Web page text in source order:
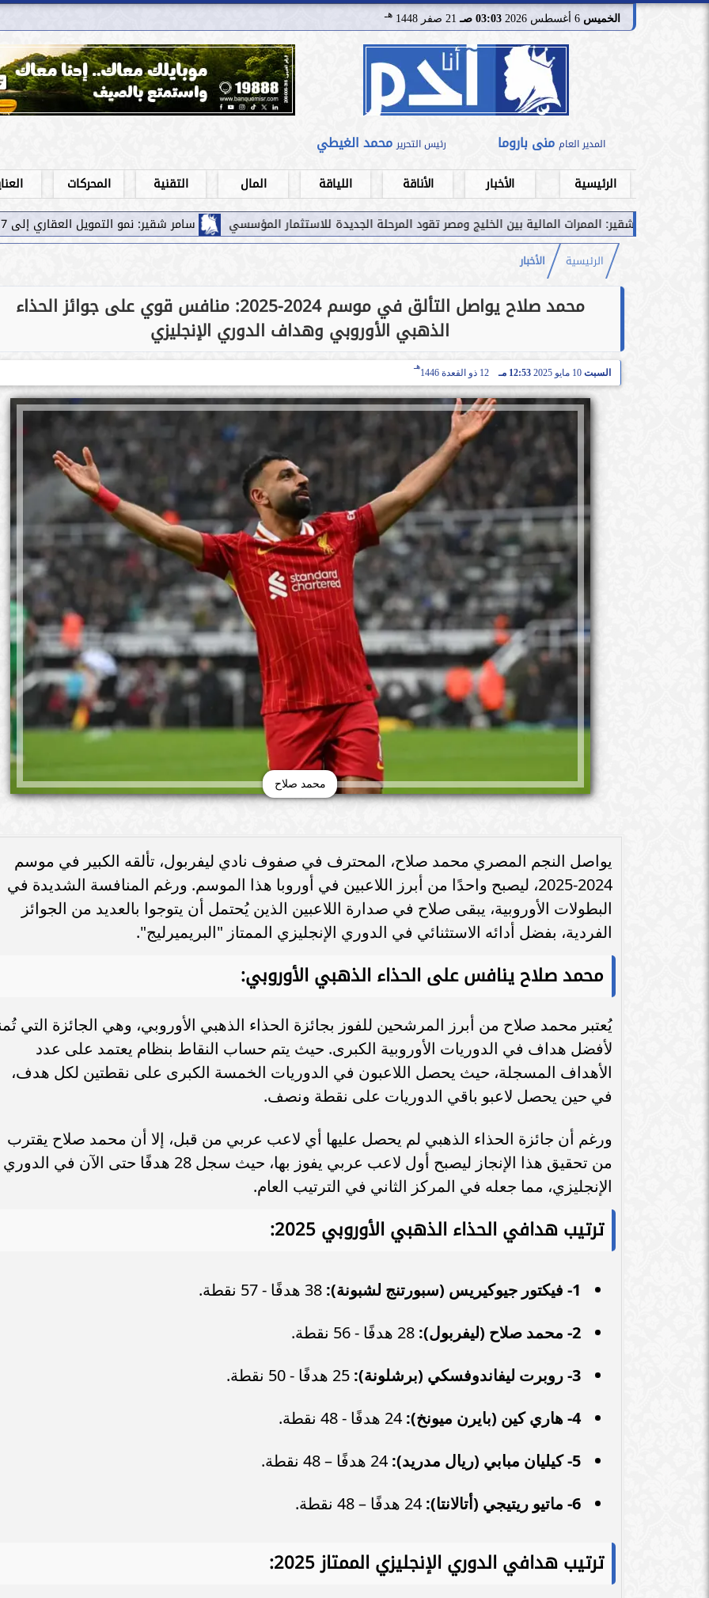
الخميس 03:03 صـ 21 صفر 1448 هـ
المدير العام منى باروما رئيس التحرير محمد الغيطي
الرئيسية الأخبار الأناقة اللياقة المال التقنية المحركات
سامر شقير: نمو التمويل العقاري إلى 5.7 مليار ريال يُعزِّز جاذبية الاستثمار... المالية بين الخليج ومصر تقود المرحلة الجديدة للاستثمار المؤسسي
الرئيسية الأخبار
محمد صلاح يواصل التألق في موسم 2024-2025: منافس قوي على جوائز الحذاء
الذهبي الأوروبي وهداف الدوري الإنجليزي
السبت 10 مايو 2025 12:53 مـ 12 ذو القعدة 1446
هـ
محمد صلاح
يواصل النجم المصري محمد صلاح، المحترف في صفوف نادي ليفربول، تألقه الكبير في موسم
2024-2025، ليصبح واحدًا من أبرز اللاعبين في أوروبا هذا الموسم. ورغم المنافسة الشديدة في
البطولات الأوروبية، يبقى صلاح في صدارة اللاعبين الذين يُحتمل أن يتوجوا بالعديد من الجوائز
الفردية، بفضل أدائه الاستثنائي في الدوري الإنجليزي الممتاز "البريميرليج".
محمد صلاح ينافس على الحذاء الذهبي الأوروبي:
يُعتبر محمد صلاح من أبرز المرشحين للفوز بجائزة الحذاء الذهبي الأوروبي، وهي الجائزة التي
لأفضل هداف في الدوريات الأوروبية الكبرى. حيث يتم حساب النقاط بنظام يعتمد على عدد
الأهداف المسجلة، حيث يحصل اللاعبون في الدوريات الخمسة الكبرى على نقطتين لكل هدف،
في حين يحصل لاعبو باقي الدوريات على نقطة ونصف.
ورغم أن جائزة الحذاء الذهبي لم يحصل عليها أي لاعب عربي من قبل، إلا أن محمد صلاح يقترب
من تحقيق هذا الإنجاز ليصبح أول لاعب عربي يفوز بها، حيث سجل 28 هدفًا حتى الآن في الدوري
الإنجليزي، مما جعله في المركز الثاني في الترتيب العام.
ترتيب هدافي الحذاء الذهبي الأوروبي 2025:
1- فيكتور جيوكيريس (سبورتنج لشبونة):
2- محمد صلاح (ليفربول):
3- روبرت ليفاندوفسكي (برشلونة):
4- هاري كين (بايرن ميونخ):
5- كيليان مبابي (ريال مدريد):
6- ماتيو ريتيجي (أتالانتا):
ترتيب هدافي الدوري الإنجليزي الممتاز 2025:
محمد صلاح يكشف مطربه المفضل
وأقرب أصدقائه داخل ليفربول
موديل سوزوكي سويفت 2025 في مصر..
التفاصيل الكاملة والأسعار الرسمية
مستقبل بن شرقي مع الأهلي مهدد